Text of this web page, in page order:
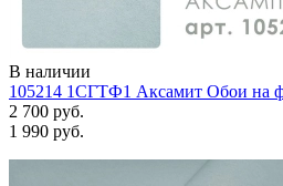
В наличии
105214 1СГТФ1 Аксамит Обои на
2 700 руб.
1 990 руб.